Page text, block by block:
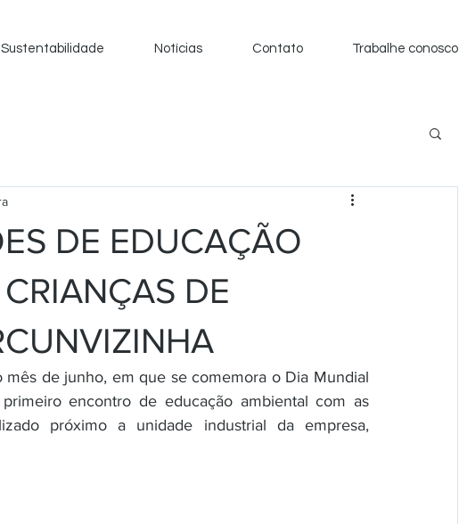
Sustentabilidade Notícias Contato Trabalhe conosco
DE EDUCAÇÃO
DE
de junho, em que se comemora o Dia Mundial
encontro de educação ambiental com as
próximo a unidade industrial da empresa,